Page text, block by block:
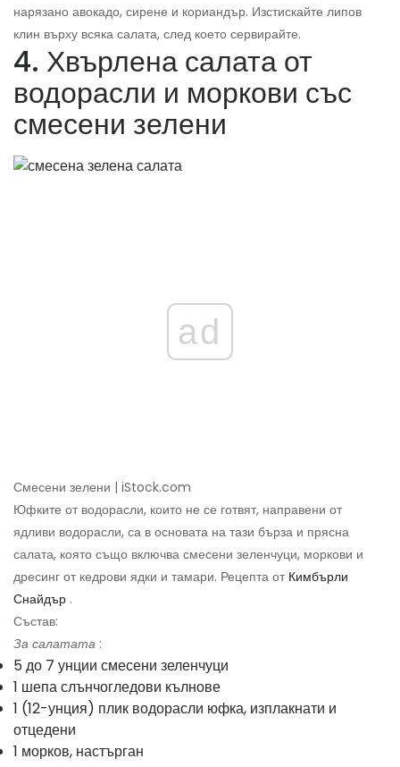
нарязано авокадо, сирене и кориандър. Изстискайте липов
клин върху всяка салата, след което сервирайте.
4. Хвърлена салата от
водорасли и моркови със
смесени зелени
ad
Смесени зелени | iStock.com
Юфките от водорасли, които не се готвят, направени от
ядливи водорасли, са в основата на тази бърза и прясна
салата, която също включва смесени зеленчуци, моркови и
дресинг от кедрови ядки и тамари. Рецепта от Кимбърли
Снайдър .
Състав:
За салатата :
5 до 7 унции смесени зеленчуци
1 шепа слънчогледови кълнове
1 (12-унция) плик водорасли юфка, изплакнати и
отцедени
1 морков, настърган